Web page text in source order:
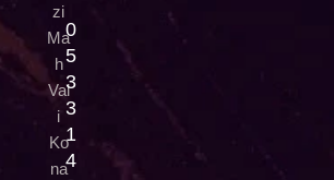
zi
Ma
h
Val
i
Ko
na
0
5
3
3
1
4